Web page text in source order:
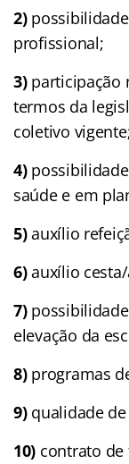
2)
profissional;
3)participação
termos da
coletivo
4)
saúde e em
5)auxílio
6)auxílio
7)
elevação da
8)programas
9)qualidade de
10) contrato de